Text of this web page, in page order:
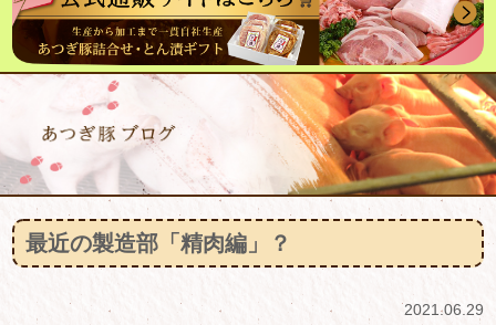
最近の製造部「精肉編」？
2021.06.29